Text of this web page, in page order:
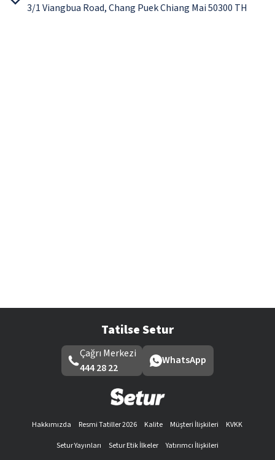
3/1 Viangbua Road, Chang Puek Chiang Mai 50300 TH
Tatilse Setur
Çağrı Merkezi
444 28 22
WhatsApp
Hakkımızda Resmi Tatiller 2026 Kalite Müşteri İlişkileri
KVKK
Setur Yayınları
Setur Etik İlkeler
Yatırımcı İlişkileri